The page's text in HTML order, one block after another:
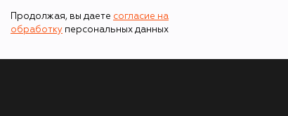
Продолжая, вы даете согласие на
обработку персональных данных